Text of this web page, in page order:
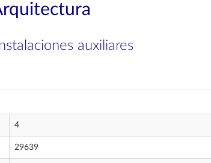
auxiliares
4
29639